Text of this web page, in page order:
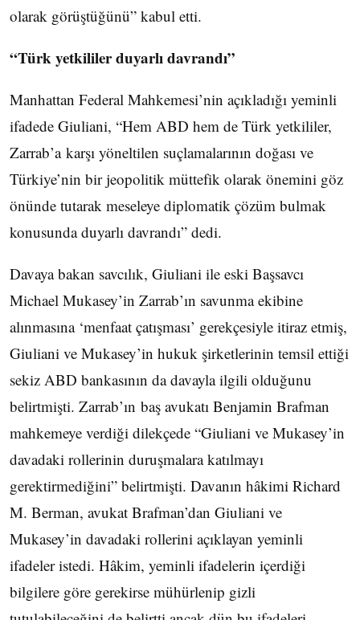
olarak görüştüğünü” kabul etti.
“Türk yetkililer duyarlı davrandı”
Manhattan Federal Mahkemesi’nin açıkladığı yeminli
ifadede Giuliani, “Hem ABD hem de Türk yetkililer,
Zarrab’a karşı yöneltilen suçlamalarının doğası ve
Türkiye’nin bir jeopolitik müttefik olarak önemini göz
önünde tutarak meseleye diplomatik çözüm bulmak
konusunda duyarlı davrandı” dedi.
Davaya bakan savcılık, Giuliani ile eski Başsavcı
Michael Mukasey’in Zarrab’ın savunma ekibine
alınmasına ‘menfaat çatışması’ gerekçesiyle itiraz etmiş,
Giuliani ve Mukasey’in hukuk şirketlerinin temsil ettiği
sekiz ABD bankasının da davayla ilgili olduğunu
belirtmişti. Zarrab’ın baş avukatı Benjamin Brafman
mahkemeye verdiği dilekçede “Giuliani ve Mukasey’in
davadaki rollerinin duruşmalara katılmayı
gerektirmediğini” belirtmişti. Davanın hâkimi Richard
M. Berman, avukat Brafman’dan Giuliani ve
Mukasey’in davadaki rollerini açıklayan yeminli
ifadeler istedi. Hâkim, yeminli ifadelerin içerdiği
bilgilere göre gerekirse mühürlenip gizli